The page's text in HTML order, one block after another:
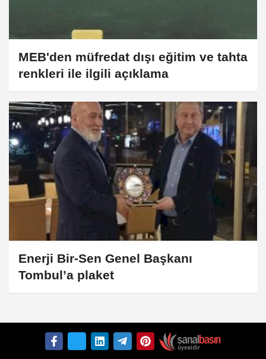
MEB'den müfredat dışı eğitim ve tahta
renkleri ile ilgili açıklama
Enerji Bir-Sen Genel Başkanı
Tombul’a plaket